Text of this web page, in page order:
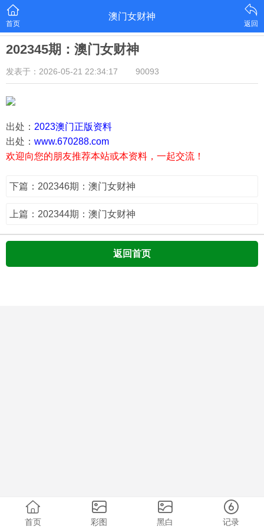
首页
澳门女财神
返回
202345期：澳门女财神
发表于：2026-05-21 22:34:17 90093
出处： 2023澳门正版资料
出处： www.670288.com
欢迎向您的朋友推荐本站或本资料，一起交流！
下篇：202346期：澳门女财神
上篇：202344期：澳门女财神
返回首页
首页 彩图 黑白 记录